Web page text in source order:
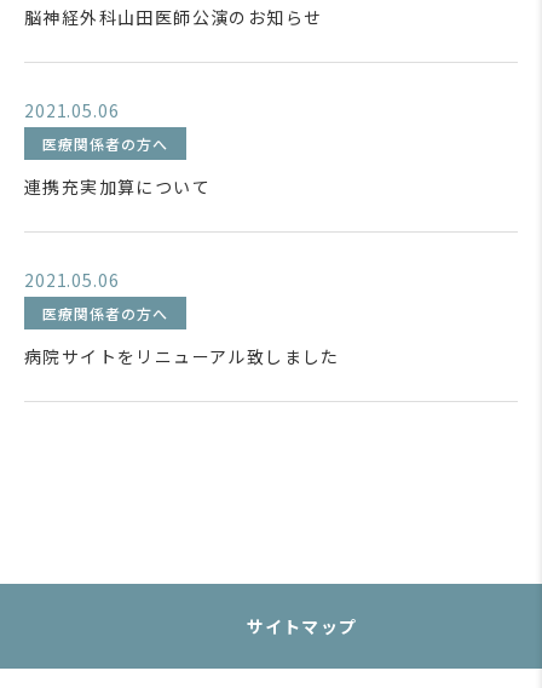
脳神経外科山田医師公演のお知らせ
2021.05.06
医療関係者の方へ
連携充実加算について
2021.05.06
医療関係者の方へ
病院サイトをリニューアル致しました
サイトマップ